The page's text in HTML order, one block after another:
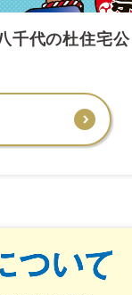
千代の杜住宅公